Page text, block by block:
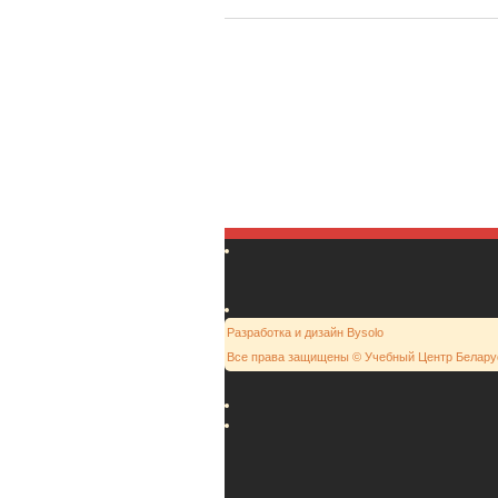
Разработка и дизайн Bysolo
Все права защищены © Учебный Центр